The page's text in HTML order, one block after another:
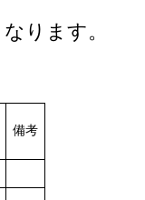
ります。
備考